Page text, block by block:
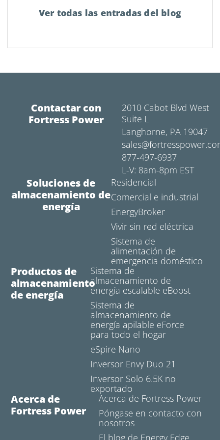
Ver todas las entradas del blog
Contactar con
Fortress Power
2010 Cabot Blvd West
Suite L
Langhorne, PA 19047
877-497-6937
L-V: 8am-8pm EST
Soluciones de
almacenamiento de
energía
Residencial
Comercial e industrial
EnergyBroker
Vivir sin red eléctrica
Sistema de
alimentación de
emergencia doméstico
Productos de
almacenamiento
de energía
Sistema de
almacenamiento de
energía escalable eBoost
Sistema de
almacenamiento de
energía apilable eForce
para todo el hogar
eSpire Nano
Inversor Envy Duo 21
Inversor Solo 6.5K no
exportado
Acerca de
Fortress Power
Acerca de Fortress Power
Póngase en contacto con
nosotros
El blog de Energy Edge